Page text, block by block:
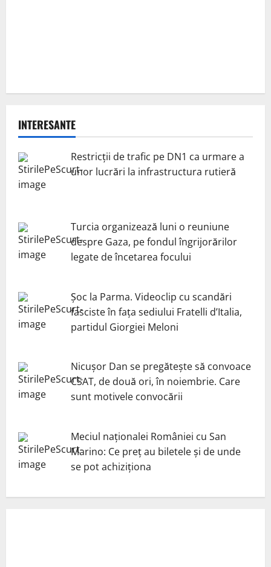
INTERESANTE
Restricții de trafic pe DN1 ca urmare a
unor lucrări la infrastructura rutieră
Turcia organizează luni o reuniune
despre Gaza, pe fondul îngrijorărilor
legate de încetarea focului
Șoc la Parma. Videoclip cu scandări
fasciste în fața sediului Fratelli d’Italia,
partidul Giorgiei Meloni
Nicuşor Dan se pregăteşte să convoace
CSAT, de două ori, în noiembrie. Care
sunt motivele convocării
Meciul naționalei României cu San
Marino: Ce preț au biletele și de unde
se pot achiziționa